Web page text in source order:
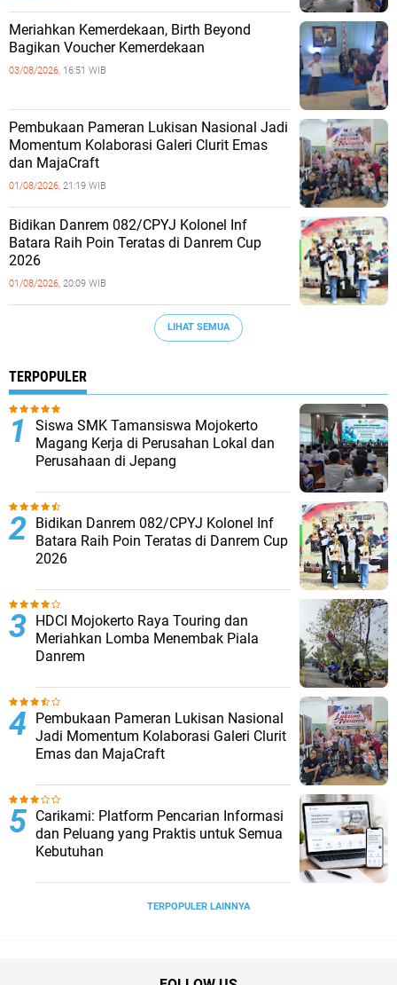
Meriahkan Kemerdekaan, Birth Beyond
Bagikan Voucher Kemerdekaan
03/08/2026, 16:51 WIB
Pembukaan Pameran Lukisan Nasional Jadi
Momentum Kolaborasi Galeri Clurit Emas
dan MajaCraft
01/08/2026, 21:19 WIB
Bidikan Danrem 082/CPYJ Kolonel Inf
Batara Raih Poin Teratas di Danrem Cup
2026
01/08/2026, 20:09 WIB
LIHAT SEMUA
TERPOPULER
Siswa SMK Tamansiswa Mojokerto
Magang Kerja di Perusahan Lokal dan
Perusahaan di Jepang
Bidikan Danrem 082/CPYJ Kolonel Inf
Batara Raih Poin Teratas di Danrem Cup
2026
HDCI Mojokerto Raya Touring dan
Meriahkan Lomba Menembak Piala
Danrem
Pembukaan Pameran Lukisan Nasional
Jadi Momentum Kolaborasi Galeri Clurit
Emas dan MajaCraft
Carikami: Platform Pencarian Informasi
dan Peluang yang Praktis untuk Semua
Kebutuhan
TERPOPULER LAINNYA